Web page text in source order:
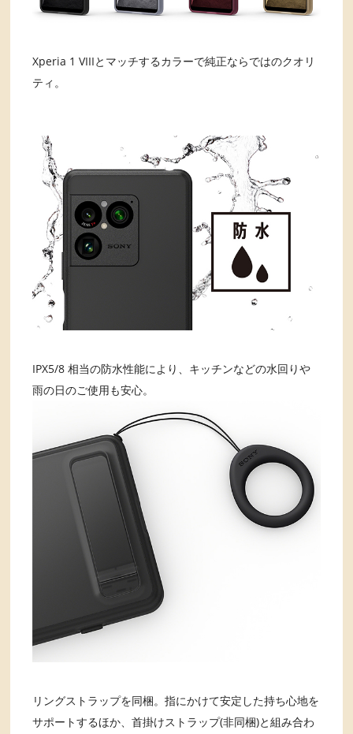
Xperia 1 VIIIとマッチするカラーで純正ならではのクオリ
ティ。
IPX5/8 相当の防水性能により、キッチンなどの水回りや
雨の日のご使用も安心。
リングストラップを同梱。指にかけて安定した持ち心地を
サポートするほか、首掛けストラップ(非同梱)と組み合わ